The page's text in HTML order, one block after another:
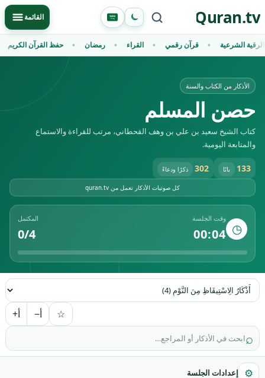
to
content
Quran.tv
Primary Menu
القائمة
حفظ القرآن الكريم رمضان القراء قرآن رقمي الرقية الشرعية
الأذكار من الكتاب والسنة
حصن المسلم
كتاب الشيخ سعيد بن علي بن وهف القحطاني، مرتب للقراءة والاستماع
والمتابعة اليومية.
133 بابًا 302 ذكرًا ودعاءً
كل صوتيات الأذكار تعمل من quran.tv
◷
وقت الجلسة
00:04
المكتمل
0/4
⌕
اختر
الباب
☆
أ− أ+
⚙ إعدادات الجلسة